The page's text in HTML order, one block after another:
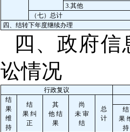
3.其他
（七）总计
四、结转下年度继续办理
四、政府
讼情况
行政复议
结
果
维
持
结
果 纠
正
其
他 结
果
尚
未 审
结
总
计
结
果
持